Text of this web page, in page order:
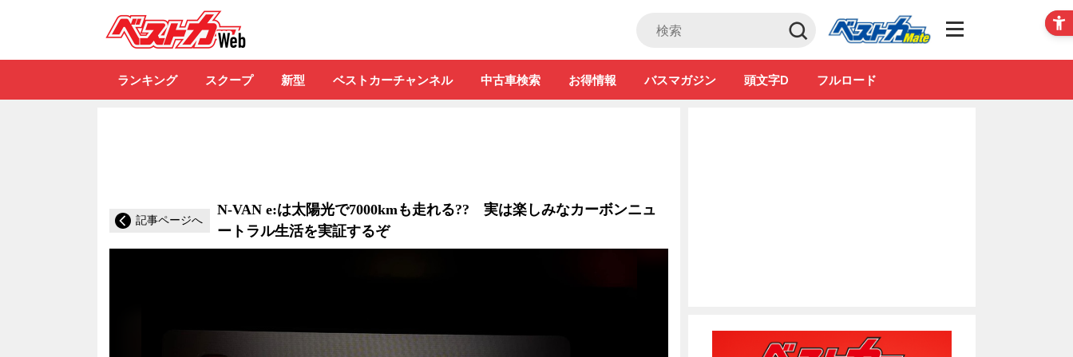
Club
ランキング スクープ 新型 ベストカーチャンネル 中古車検索 お得情報 バスマガジン 頭文字D フルロード
記事ページへ
N-VAN e:は太陽光で7000kmも走れる?? 実は楽しみなカーボンニュ
ートラル生活を実証するぞ